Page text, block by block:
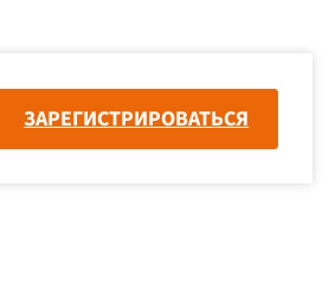
ЗАРЕГИСТРИРОВАТЬСЯ